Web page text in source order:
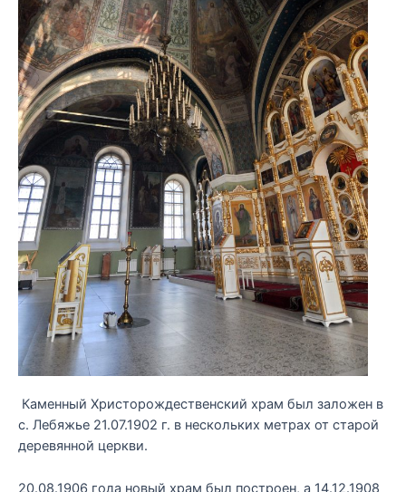
Каменный Христорождественский храм был заложен в
с. Лебяжье 21.07.1902 г. в нескольких метрах от старой
деревянной церкви.
20.08.1906 года новый храм был построен, а 14.12.1908